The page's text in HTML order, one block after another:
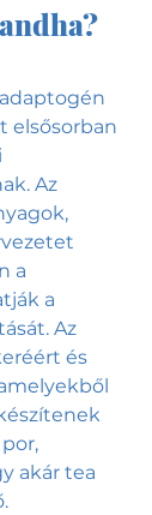
elsősorban
Az
a
a
Az
és
akár tea